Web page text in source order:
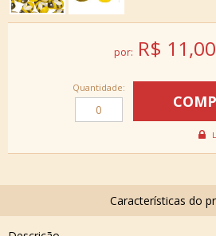
por: R$ 11,00
Quantidade: